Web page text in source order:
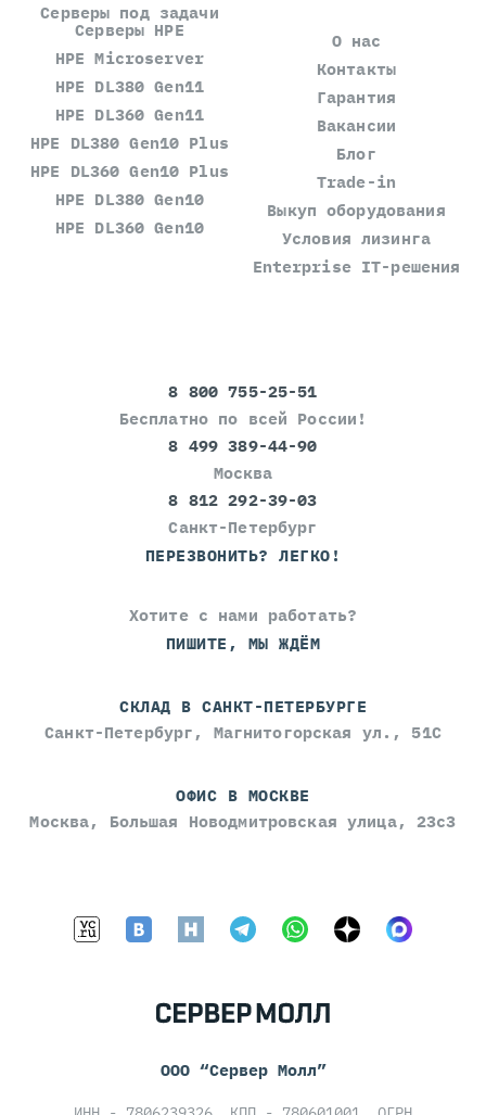
Серверы под задачи
Серверы HPE
HPE Microserver
HPE DL380 Gen11
HPE DL360 Gen11
HPE DL380 Gen10 Plus
HPE DL360 Gen10 Plus
HPE DL380 Gen10
HPE DL360 Gen10
О нас
Контакты
Гарантия
Вакансии
Блог
Trade-in
Выкуп оборудования
Условия лизинга
Enterprise IT-решения
8 800 755-25-51
Бесплатно по всей России!
8 499 389-44-90
Москва
8 812 292-39-03
Санкт-Петербург
ПЕРЕЗВОНИТЬ? ЛЕГКО!
Хотите с нами работать?
ПИШИТЕ, МЫ ЖДЁМ
СКЛАД В САНКТ-ПЕТЕРБУРГЕ
Санкт-Петербург, Магнитогорская ул., 51С
ОФИС В МОСКВЕ
Москва, Большая Новодмитровская улица, 23с3
ООО “Сервер Молл”